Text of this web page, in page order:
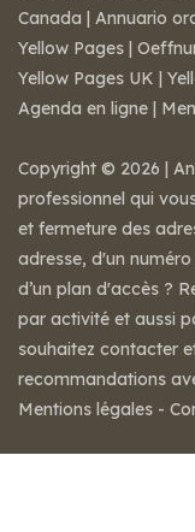
Canada | Annuario
Yellow Pages |
Yellow Pages UK |
Agenda en ligne |
Copyright © 2026 |
professionnel qui
et fermeture des
adresse, d'un numéro
d’un plan d'accès ?
par activité et aussi
souhaitez contacter
recommandations
Mentions légales -